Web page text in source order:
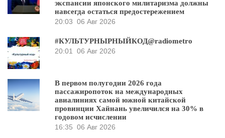
экспансии японского милитаризма должны
навсегда остаться предостережением
20:03 06 Авг 2026
#КУЛЬТУРНЫРНЫЙКОД@radiometro
20:01
06 Авг 2026
В первом полугодии 2026 года
пассажиропоток на международных
авиалиниях самой южной китайской
провинции Хайнань увеличился на 30% в
годовом исчислении
16:35 06 Авг 2026